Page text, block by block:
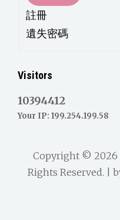
註冊
遺失密碼
Visitors
10394412
Your IP: 199.254.199.58
Copyright © 2026
Rights Reserved. |